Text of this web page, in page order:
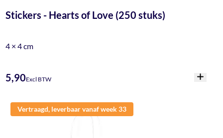
Stickers - Hearts of Love (250 stuks)
4 × 4 cm
5,90Excl BTW
Vertraagd, leverbaar vanaf week 33